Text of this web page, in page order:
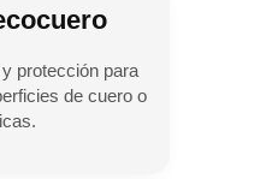
protección para
de cuero o